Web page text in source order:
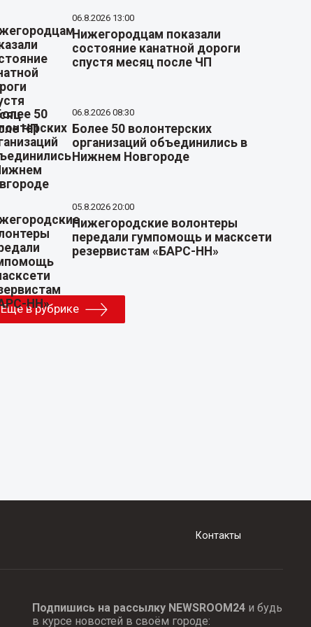
06.8.2026 13:00
Нижегородцам показали
состояние канатной дороги
спустя месяц после ЧП
06.8.2026 08:30
Более 50 волонтерских
организаций объединились в
Нижнем Новгороде
05.8.2026 20:00
Нижегородские волонтеры
передали гумпомощь и масксети
резервистам «БАРС-НН»
Еще в рубрике
Контакты
Подпишись на рассылку NEWSROOM24и будь
в курсе новостей в своём городе: